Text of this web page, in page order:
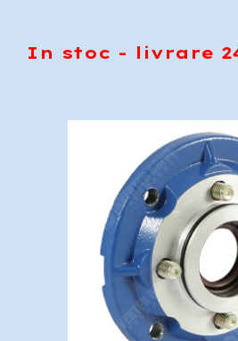
In stoc - livrare